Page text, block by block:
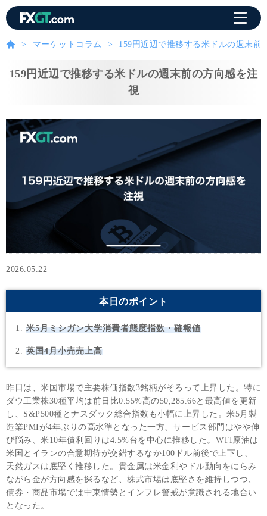
マーケットコラム 159円近辺で推移する米ドルの週末前
159円近辺で推移する米ドルの週末前の方向感を注
視
2026.05.22
本日のポイント
米5月ミシガン大学消費者態度指数・確報値
英国4月小売売上高
昨日は、米国市場で主要株価指数3銘柄がそろって上昇した。特に
ダウ工業株30種平均は前日比0.55%高の50,285.66と最高値を更新
し、S&P500種とナスダック総合指数も小幅に上昇した。米5月製
造業PMIが4年ぶりの高水準となった一方、サービス部門はやや伸
び悩み、米10年債利回りは4.5%台を中心に推移した。WTI原油は
米国とイランの合意期待が交錯するなか100ドル前後で上下し、
天然ガスは底堅く推移した。貴金属は米金利やドル動向をにらみ
ながら金が方向感を探るなど、株式市場は底堅さを維持しつつ、
債券・商品市場では中東情勢とインフレ警戒が意識される地合い
となった。